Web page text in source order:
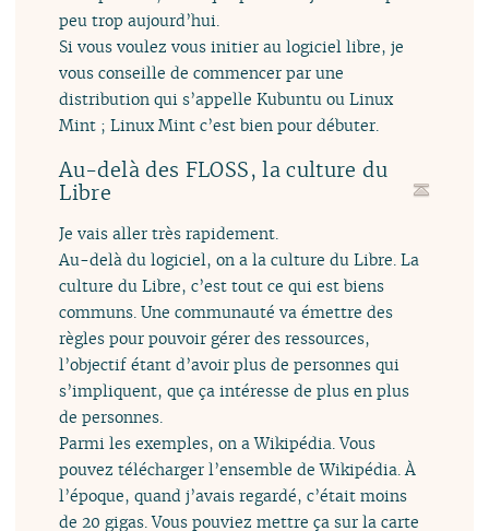
peu trop aujourd’hui.
Si vous voulez vous initier au logiciel libre, je
vous conseille de commencer par une
distribution qui s’appelle Kubuntu ou Linux
Mint ; Linux Mint c’est bien pour débuter.
Au-delà des FLOSS, la culture du
Libre
Je vais aller très rapidement.
Au-delà du logiciel, on a la culture du Libre. La
culture du Libre, c’est tout ce qui est biens
communs. Une communauté va émettre des
règles pour pouvoir gérer des ressources,
l’objectif étant d’avoir plus de personnes qui
s’impliquent, que ça intéresse de plus en plus
de personnes.
Parmi les exemples, on a Wikipédia. Vous
pouvez télécharger l’ensemble de Wikipédia. À
l’époque, quand j’avais regardé, c’était moins
de 20 gigas. Vous pouviez mettre ça sur la carte